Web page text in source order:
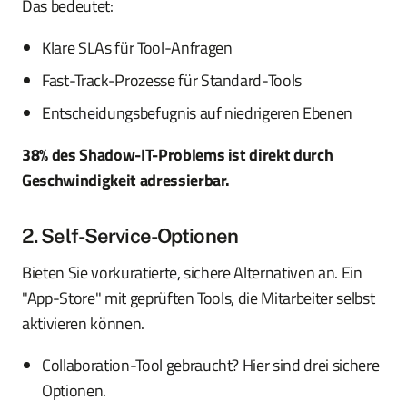
Das bedeutet:
Klare SLAs für Tool-Anfragen
Fast-Track-Prozesse für Standard-Tools
Entscheidungsbefugnis auf niedrigeren Ebenen
38% des Shadow-IT-Problems ist direkt durch
Geschwindigkeit adressierbar.
2. Self-Service-Optionen
Bieten Sie vorkuratierte, sichere Alternativen an. Ein
"App-Store" mit geprüften Tools, die Mitarbeiter selbst
aktivieren können.
Collaboration-Tool gebraucht? Hier sind drei sichere
Optionen.